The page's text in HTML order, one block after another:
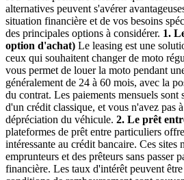
alternatives peuvent s'avérer
situation financière et de vos besoins
des principales options à considérer. 1.
option d'achat) Le leasing est une
ceux qui souhaitent changer de moto
vous permet de louer la moto pendant
généralement de 24 à 60 mois, avec la
du contrat. Les paiements mensuels
d'un crédit classique, et vous n'avez pas
dépréciation du véhicule. 2. Le prêt
plateformes de prêt entre particuliers
intéressante au crédit bancaire. Ces sites
emprunteurs et des prêteurs sans passer
financière. Les taux d'intérêt peuvent